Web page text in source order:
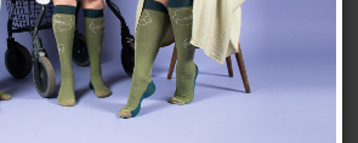
Vis produkt